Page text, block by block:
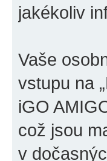
jakékoliv
Vaše
vstupu na
iGO
což jsou
v